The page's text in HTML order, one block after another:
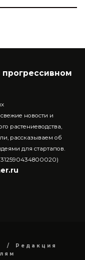
новости и
растениеводства,
рассказываем об
для стартапов.
Редакция